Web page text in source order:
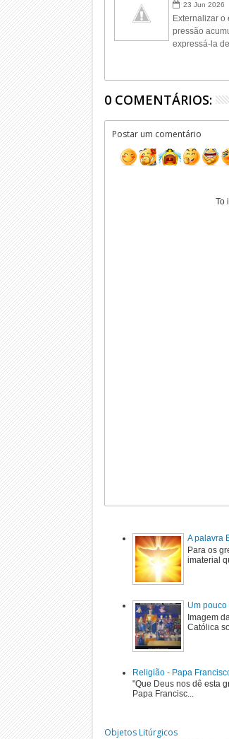
23 Jun 2026
Externalizar o
pressão
expressá-la
0 COMENTÁRIOS:
Postar um comentário
To
A palavra
Para os
imaterial
Um
Imagem
Católica
Religião - Papa
"Que Deus nos dê esta
Papa Francisc...
Objetos Litúrgicos